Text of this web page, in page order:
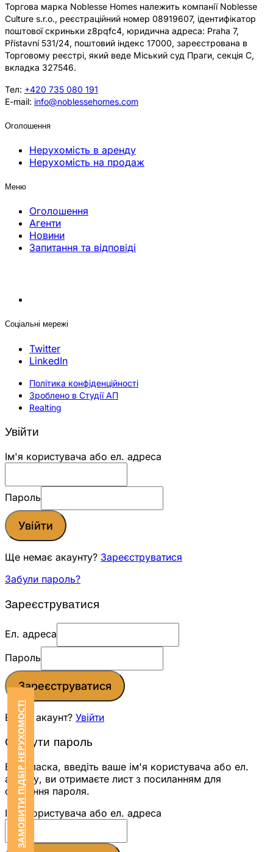
Торгова марка Noblesse Homes належить компанії Noblesse
Culture s.r.o., реєстраційний номер 08919607, ідентифікатор
поштової скриньки z8pqfc4, юридична адреса: Praha 7,
Přístavní 531/24, поштовий індекс 17000, зареєстрована в
Торговому реєстрі, який веде Міський суд Праги, секція C,
вкладка 327546.
Тел: +420 735 080 191
E-mail: info@noblessehomes.com
Оголошення
Нерухомість в аренду
Нерухомість на продаж
Меню
Оголошення
Агенти
Новини
Запитання та відповіді
Соціальні мережі
Twitter
LinkedIn
Політика конфіденційності
Зроблено в Студії АП
Realting
ЗАМОВИТИ ПІДБІР НЕРУХОМОСТІ
Увійти
Ім'я користувача або ел. адреса
Пароль
Увійти
Ще немає акаунту? Зареєструватися
Забули пароль?
Зареєструватися
Ел. адреса
Пароль
Зареєструватися
Вже є акаунт? Увійти
Скинути пароль
Будь ласка, введіть ваше ім'я користувача або ел.
адресу, ви отримаєте лист з посиланням для
скидання пароля.
Ім'я користувача або ел. адреса